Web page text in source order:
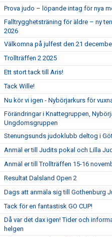
Prova judo – löpande intag för nya
Falltrygghetsträning för äldre – ny
2026
Välkomna på julfest den 21
Trollträffen 2 2025
Ett stort tack till Aris!
Tack Wille!
Nu kör vi igen - Nybörjarkurs för
Förändringar i Knattegruppen,
Ungdomsgruppen
Stenungsunds judoklubb deltog i
Anmäl er till Judits pokal och Lilla
Anmäl er till Trollträffen 15-16
Resultat Dalsland Open 2
Dags att anmäla sig till Gothenburg
Tack för en fantastisk GO CUP!
Då var det dax igen! Tider och
helgen